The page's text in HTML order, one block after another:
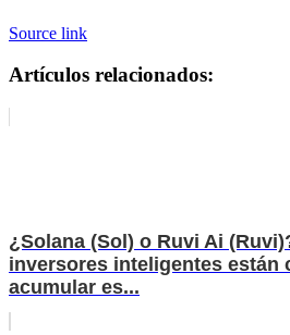
Source link
Artículos relacionados:
¿Solana (Sol) o Ruvi Ai
inversores inteligentes están
acumular es...